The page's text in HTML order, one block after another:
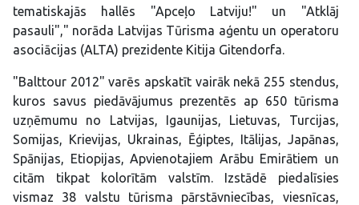
tematiskajās hallēs "Apceļo Latviju!" un "Atklāj
pasauli"," norāda Latvijas Tūrisma aģentu un operatoru
asociācijas (ALTA) prezidente Kitija Gitendorfa.
"Balttour 2012" varēs apskatīt vairāk nekā 255 stendus,
kuros savus piedāvājumus prezentēs ap 650 tūrisma
uzņēmumu no Latvijas, Igaunijas, Lietuvas, Turcijas,
Somijas, Krievijas, Ukrainas, Ēģiptes, Itālijas, Japānas,
Spānijas, Etiopijas, Apvienotajiem Arābu Emirātiem un
citām tikpat kolorītām valstīm. Izstādē piedalīsies
vismaz 38 valstu tūrisma pārstāvniecības, viesnīcas,